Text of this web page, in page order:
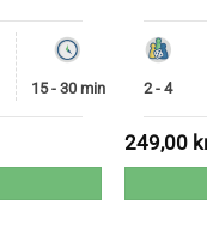
15 - 30 min 2 - 4
249,00